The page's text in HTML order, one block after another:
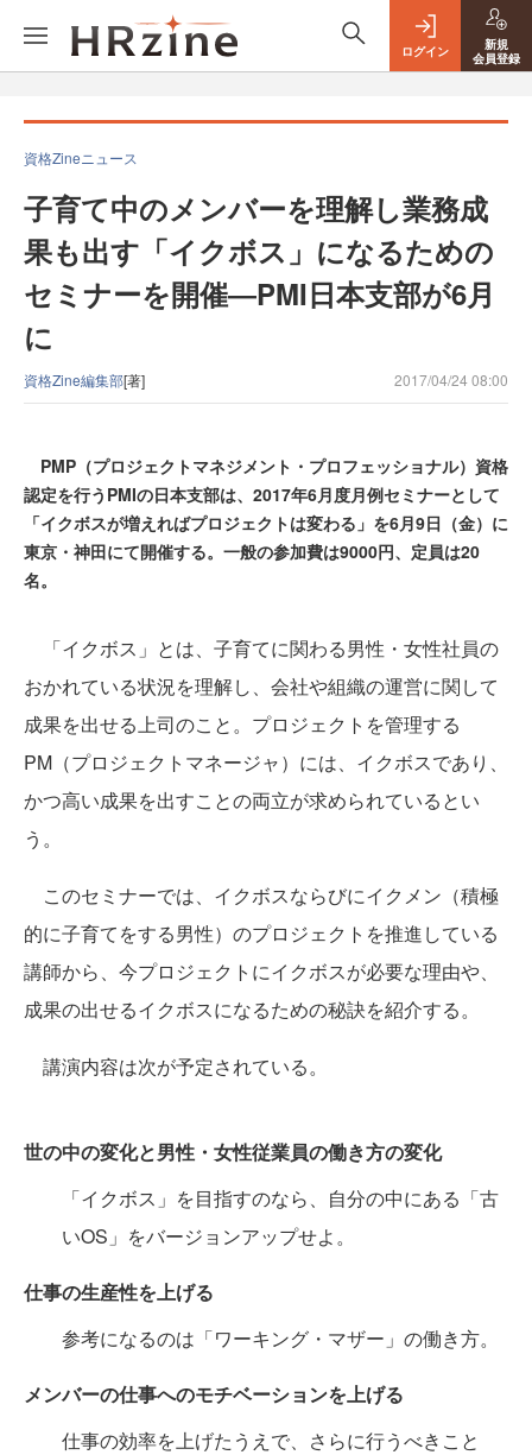
ログイン
新規
会員登録
資格Zineニュース
子育て中のメンバーを理解し業務成
果も出す「イクボス」になるための
セミナーを開催―PMI日本支部が6月
に
資格Zine編集部[著] 2017/04/24 08:00
PMP（プロジェクトマネジメント・プロフェッショナル）資格
認定を行うPMIの日本支部は、2017年6月度月例セミナーとして
「イクボスが増えればプロジェクトは変わる」を6月9日（金）に
東京・神田にて開催する。一般の参加費は9000円、定員は20
名。
「イクボス」とは、子育てに関わる男性・女性社員の
おかれている状況を理解し、会社や組織の運営に関して
成果を出せる上司のこと。プロジェクトを管理する
PM（プロジェクトマネージャ）には、イクボスであり、
かつ高い成果を出すことの両立が求められているとい
う。
このセミナーでは、イクボスならびにイクメン（積極
的に子育てをする男性）のプロジェクトを推進している
講師から、今プロジェクトにイクボスが必要な理由や、
成果の出せるイクボスになるための秘訣を紹介する。
講演内容は次が予定されている。
世の中の変化と男性・女性従業員の働き方の変化
「イクボス」を目指すのなら、自分の中にある「古
いOS」をバージョンアップせよ。
仕事の生産性を上げる
参考になるのは「ワーキング・マザー」の働き方。
メンバーの仕事へのモチベーションを上げる
仕事の効率を上げたうえで、さらに行うべきこと